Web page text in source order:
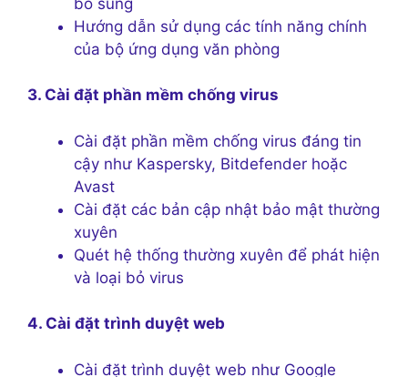
Hướng dẫn sử dụng các tính năng chính
của bộ ứng dụng văn phòng
3. Cài đặt phần mềm chống virus
Cài đặt phần mềm chống virus đáng tin
cậy như Kaspersky, Bitdefender hoặc
Avast
Cài đặt các bản cập nhật bảo mật thường
xuyên
Quét hệ thống thường xuyên để phát hiện
và loại bỏ virus
4. Cài đặt trình duyệt web
Cài đặt trình duyệt web như Google